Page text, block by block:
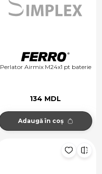
Perlator Airmix M24x1 pt baterie
134 MDL
Adaugă în coș